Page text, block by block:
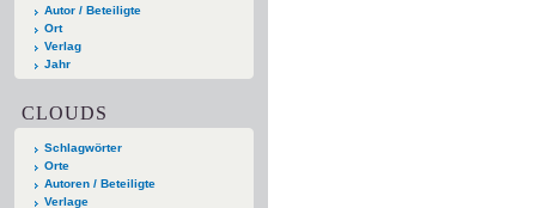
Autor / Beteiligte
Ort
Verlag
Jahr
CLOUDS
Schlagwörter
Orte
Autoren / Beteiligte
Verlage